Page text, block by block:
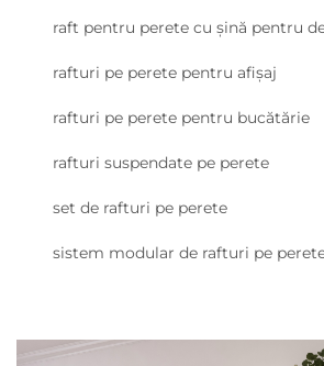
raft pentru perete cu șină pentru
rafturi pe perete pentru afișaj
rafturi pe perete pentru bucătărie
rafturi suspendate pe perete
set de rafturi pe perete
sistem modular de rafturi pe